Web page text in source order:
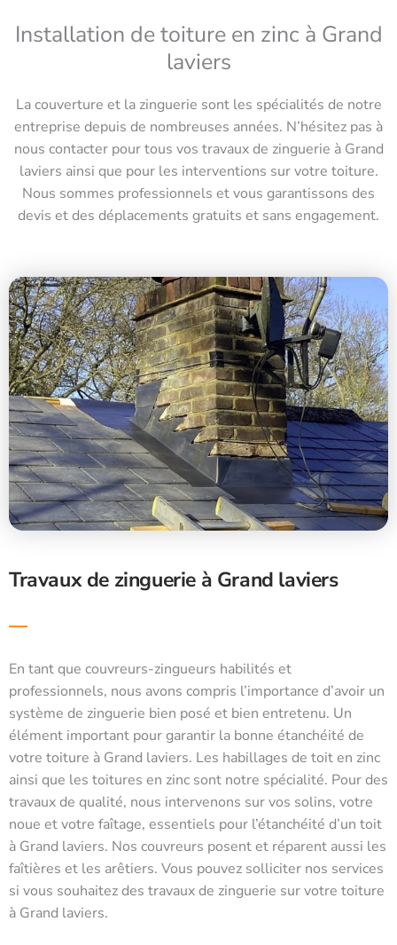
Installation de toiture en zinc à Grand
laviers
La couverture et la zinguerie sont les spécialités de notre
entreprise depuis de nombreuses années. N’hésitez pas à
nous contacter pour tous vos travaux de zinguerie à Grand
laviers ainsi que pour les interventions sur votre toiture.
Nous sommes professionnels et vous garantissons des
devis et des déplacements gratuits et sans engagement.
Travaux de zinguerie à Grand laviers
En tant que couvreurs-zingueurs habilités et
professionnels, nous avons compris l’importance d’avoir un
système de zinguerie bien posé et bien entretenu. Un
élément important pour garantir la bonne étanchéité de
votre toiture à Grand laviers. Les habillages de toit en zinc
ainsi que les toitures en zinc sont notre spécialité. Pour des
travaux de qualité, nous intervenons sur vos solins, votre
noue et votre faîtage, essentiels pour l’étanchéité d’un toit
à Grand laviers. Nos couvreurs posent et réparent aussi les
faîtières et les arêtiers. Vous pouvez solliciter nos services
si vous souhaitez des travaux de zinguerie sur votre toiture
à Grand laviers.